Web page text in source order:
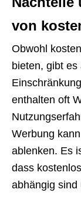
von
Obwohl
bieten, gibt
enthalten oft
Werbung
ablenken. Es
dass
abhängig sind